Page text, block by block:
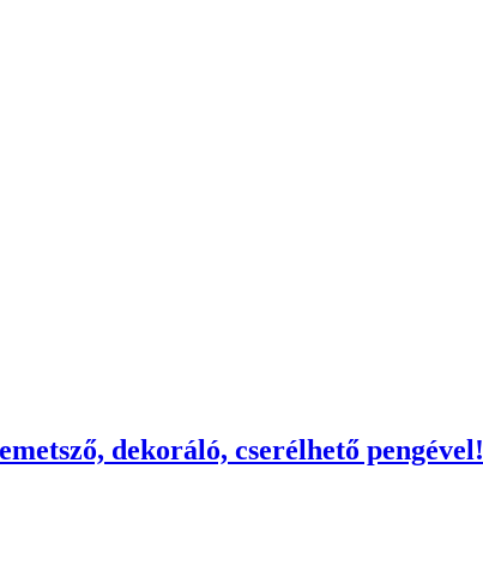
dekoráló, cserélhető pengével!